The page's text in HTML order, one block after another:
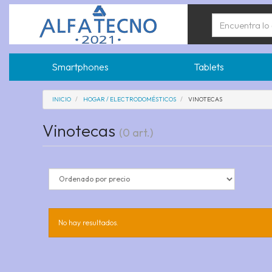
Smartphones Tablets
INICIO HOGAR / ELECTRODOMÉSTICOS VINOTECAS
Vinotecas (0 art.)
No hay resultados.